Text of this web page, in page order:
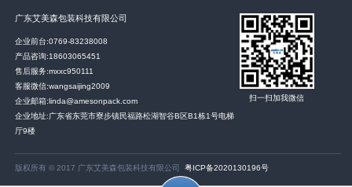
广东艾美森包装科技有限公司
企业前台:0769-83238008
产品咨询:18603065451
售后服务:mxxc950111
客服微信:wangsaijing2009
企业邮箱:linda@amesonpack.com
企业地址:广东省东莞市寮步镇民福路松湖智谷B区B1栋1号电梯
厅9楼
扫一扫加我微信
版权所有 © 2017 广东艾美森包装科技有限公司粤ICP备2020130196号